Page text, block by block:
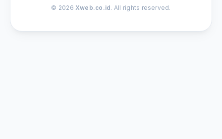
© 2026 Xweb.co.id. All rights reserved.